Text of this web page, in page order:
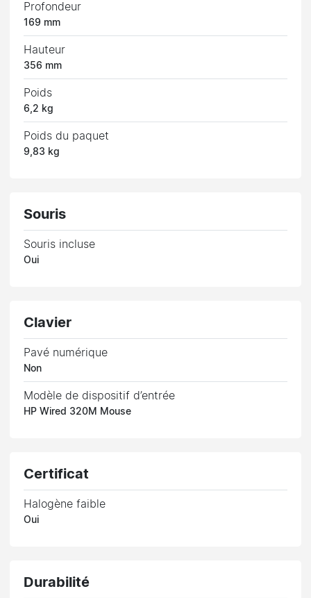
Profondeur
169 mm
Hauteur
356 mm
Poids
6,2 kg
Poids du paquet
9,83 kg
Souris
Souris incluse
Oui
Clavier
Pavé numérique
Non
Modèle de dispositif d’entrée
HP Wired 320M Mouse
Certificat
Halogène faible
Oui
Durabilité